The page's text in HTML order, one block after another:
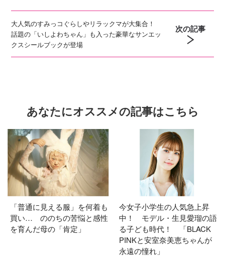
大人気のすみっコぐらしやリラックマが大集合！
話題の「いしよわちゃん」も入った豪華なサンエッ
クスシールブックが登場
次の記事
あなたにオススメの記事はこちら
「普通に見える服」を何着も
買い… ののちの苦悩と感性
を育んだ母の「肯定」
今女子小学生の人気急上昇
中！ モデル・生見愛瑠の語
る子ども時代！ 「BLACK
PINKと安室奈美恵ちゃんが
永遠の憧れ」